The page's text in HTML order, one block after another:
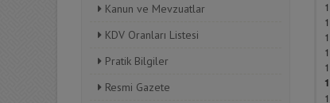
Kanun ve Mevzuatlar
KDV Oranları Listesi
Pratik Bilgiler
Resmi Gazete